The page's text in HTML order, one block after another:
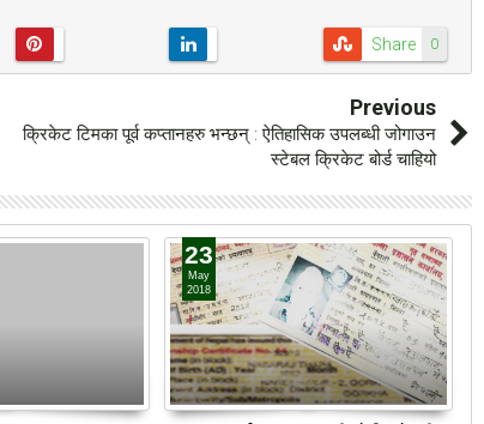
0
Share
Previous
क्रिकेट टिमका पूर्व कप्तानहरु भन्छन् : ऐतिहासिक उपलब्धी जोगाउन
स्टेबल क्रिकेट बोर्ड चाहियो
23
May
2018